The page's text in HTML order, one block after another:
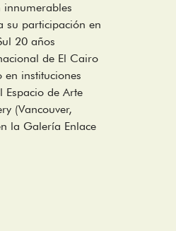
innumerables
su participación en
20 años
de El Cairo
en instituciones
de Arte
(Vancouver,
la Galería Enlace